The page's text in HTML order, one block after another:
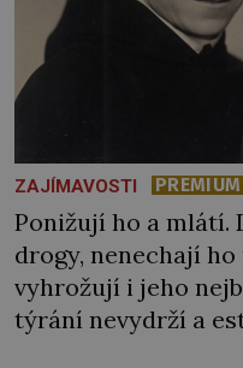
ZAJÍMAVOSTI PREMIUM
Ponižují ho a mlátí.
drogy, nenechají
vyhrožují i jeho
týrání nevydrží a